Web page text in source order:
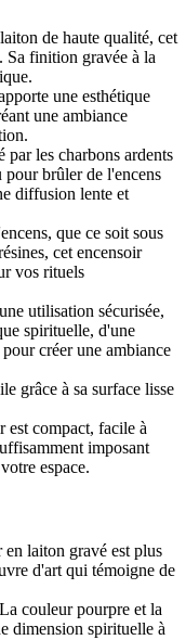
de haute qualité, cet
Sa finition gravée à la
une esthétique
une ambiance
par les charbons ardents
pour brûler de l'encens
diffusion lente et
que ce soit sous
cet encensoir
vos rituels
utilisation sécurisée,
spirituelle, d'une
créer une ambiance
grâce à sa surface lisse
est compact, facile à
imposant
espace.
en laiton gravé est plus
d'art qui témoigne de
La couleur pourpre et la
dimension spirituelle à